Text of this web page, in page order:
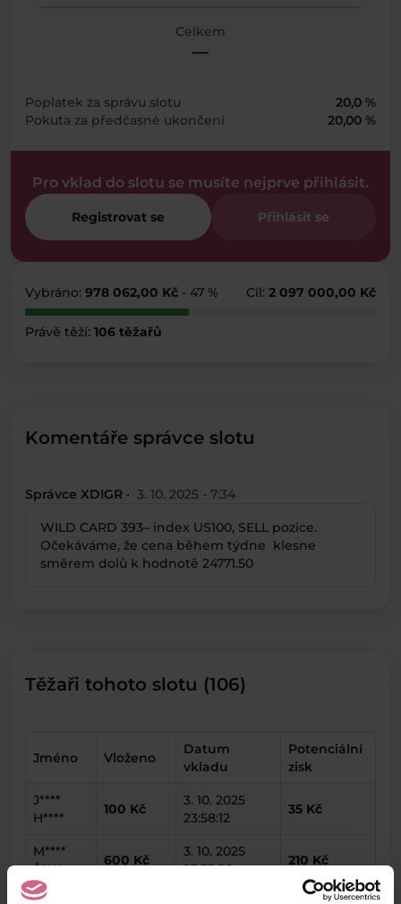
Celkem
—
Poplatek za správu slotu
20,0 %
Pokuta za předčasné ukončení
20,00 %
Pro vklad do slotu se musíte nejprve přihlásit.
Registrovat se Přihlásit se
Vybráno: 978 062,00 Kč - 47 % Cíl: 2 097 000,00 Kč
Právě těží: 106 těžařů
Komentáře správce slotu
Správce XDIGR · 3. 10. 2025 - 7:34
WILD CARD 393– index US100, SELL pozice.
Očekáváme, že cena během týdne klesne
směrem dolů k hodnotě 24771.50
Těžaři tohoto slotu (106)
Jméno Vloženo
Datum
vkladu
Potenciální
zisk
J****
H****
100 Kč
3. 10. 2025
23:58:12
35 Kč
M****
Š****
600 Kč
3. 10. 2025
23:33:36
210 Kč